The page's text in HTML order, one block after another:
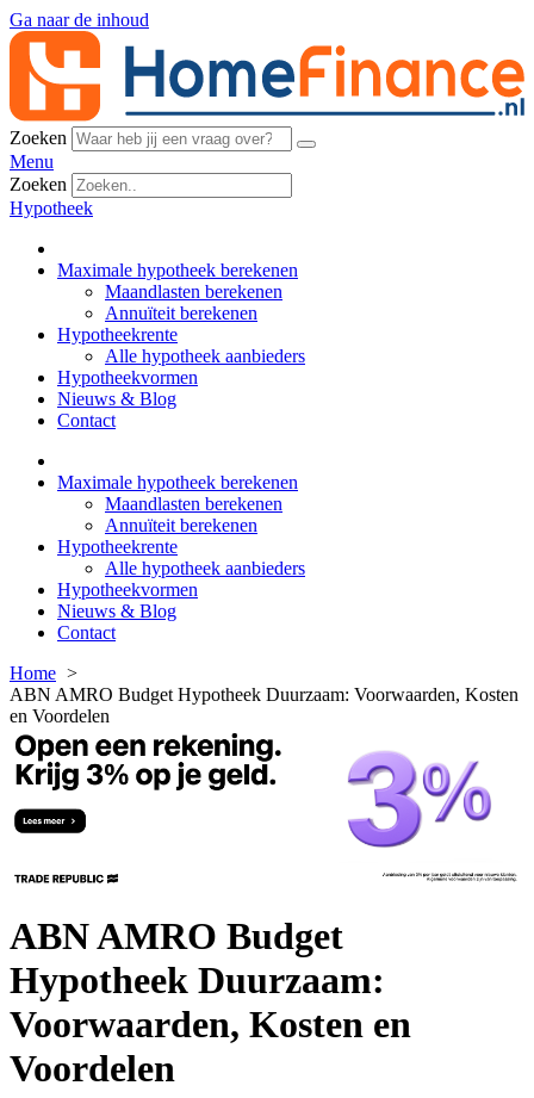
Ga naar de inhoud
Zoeken
Menu
Zoeken
Hypotheek
Maximale hypotheek berekenen
Maandlasten berekenen
Annuïteit berekenen
Hypotheekrente
Alle hypotheek aanbieders
Hypotheekvormen
Nieuws & Blog
Contact
Maximale hypotheek berekenen
Maandlasten berekenen
Annuïteit berekenen
Hypotheekrente
Alle hypotheek aanbieders
Hypotheekvormen
Nieuws & Blog
Contact
Home
ABN AMRO Budget Hypotheek Duurzaam: Voorwaarden, Kosten
en Voordelen
ABN AMRO Budget
Hypotheek Duurzaam:
Voorwaarden, Kosten en
Voordelen